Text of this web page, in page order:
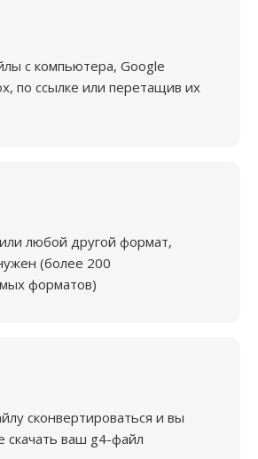
с компьютера, Google
по ссылке или перетащив их
любой другой формат,
(более 200
форматов)
сконвертироваться и вы
скачать ваш g4-файл